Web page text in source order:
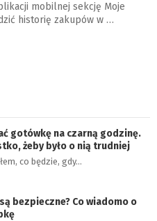
mobilnej sekcję Moje
historię zakupów w …
gotówkę na czarną godzinę.
żeby było o nią trudniej
co będzie, gdy…
bezpieczne? Co wiadomo o